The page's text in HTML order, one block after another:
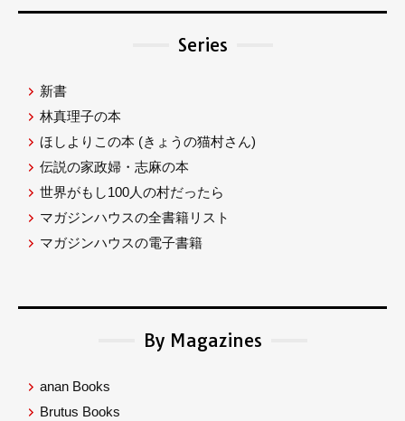
Series
新書
林真理子の本
ほしよりこの本 (きょうの猫村さん)
伝説の家政婦・志麻の本
世界がもし100人の村だったら
マガジンハウスの全書籍リスト
マガジンハウスの電子書籍
By Magazines
anan Books
Brutus Books